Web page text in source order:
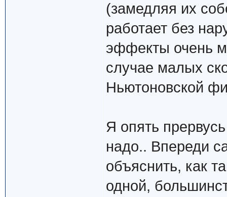
(замедляя их
работает без
эффекты очень
случае малых
Ньютоновской
Я опять
надо.. Впереди
объяснить, как
одной,